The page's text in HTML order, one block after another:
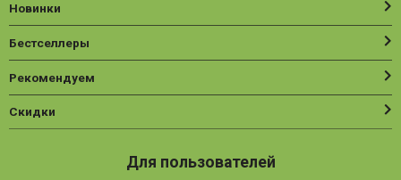
Новинки
Бестселлеры
Рекомендуем
Скидки
Для пользователей